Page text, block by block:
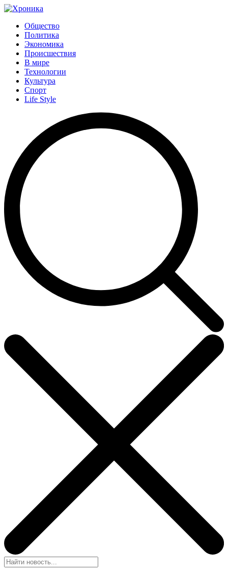
Общество
Политика
Экономика
Происшествия
В мире
Технологии
Культура
Спорт
Life Style